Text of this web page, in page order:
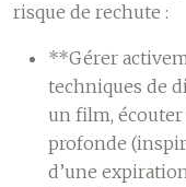
risque de rechute :
**Gérer
techniques de
un film, écouter
profonde
d’une